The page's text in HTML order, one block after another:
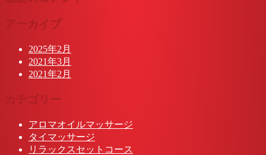
アーカイブ
2025年2月
2021年3月
2021年2月
カテゴリー
アロマオイルマッサージ
タイマッサージ
リラックスセットコース